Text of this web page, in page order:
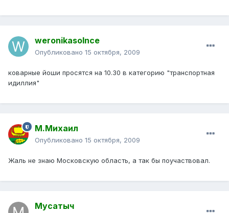
weronikasolnce
Опубликовано 15 октября, 2009
коварные йоши просятся на 10.30 в категорию "транспортная
идиллия"
М.Михаил
Опубликовано 15 октября, 2009
Жаль не знаю Московскую область, а так бы поучаствовал.
Мусатыч